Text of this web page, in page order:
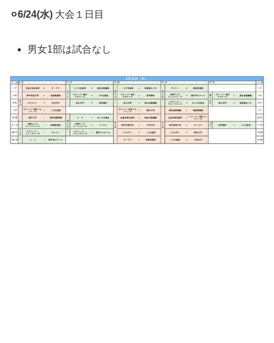
⚪︎6/24(水) 大会１日目
男女1部は試合なし